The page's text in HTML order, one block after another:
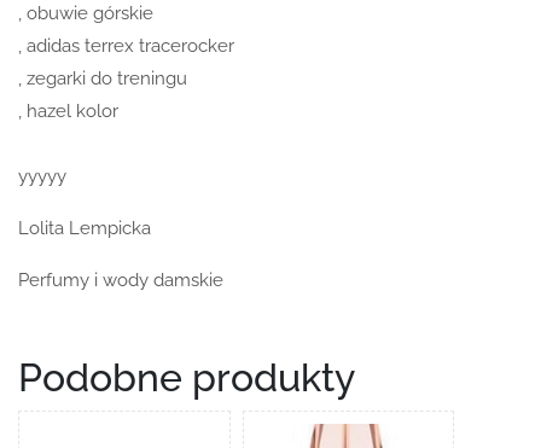
, obuwie górskie
, adidas terrex tracerocker
, zegarki do treningu
, hazel kolor
yyyyy
Lolita Lempicka
Perfumy i wody damskie
Podobne produkty